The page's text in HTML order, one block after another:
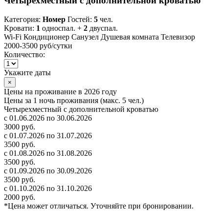
Категория: Номер Гостей: 5 чел.
Кровати: 1 односпал. + 2 двуспал.
Wi-Fi Кондиционер Санузел Душевая комната Телевизор
2000-3500 руб/сутки
Количество:
Укажите даты
×
Цены на проживание в 2026 году
Цены за 1 ночь проживания (макс. 5 чел.)
Четырехместный с дополнительной кроватью
с 01.06.2026 по 30.06.2026
3000 руб.
с 01.07.2026 по 31.07.2026
3500 руб.
с 01.08.2026 по 31.08.2026
3500 руб.
с 01.09.2026 по 30.09.2026
3500 руб.
с 01.10.2026 по 31.10.2026
2000 руб.
*Цена может отличаться. Уточняйте при бронировании.